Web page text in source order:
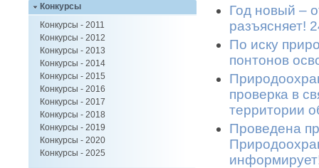
Конкурсы
Конкурсы - 2011
Конкурсы - 2012
Конкурсы - 2013
Конкурсы - 2014
Конкурсы - 2015
Конкурсы - 2016
Конкурсы - 2017
Конкурсы - 2018
Конкурсы - 2019
Конкурсы - 2020
Конкурсы - 2025
Год новый –
разъясняет!
По иску
понтонов
проверка в
территории
Проведена